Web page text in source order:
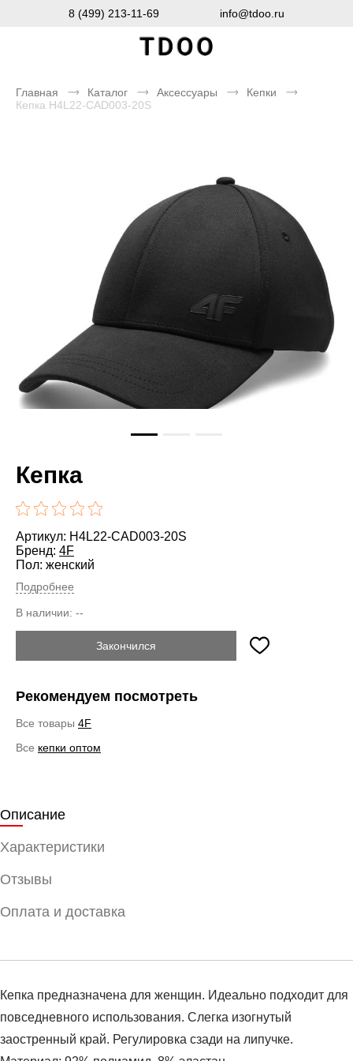
8 (499) 213-11-69 info@tdoo.ru
Главная Каталог Аксессуары
Кепки
Кепка H4L22-CAD003-20S
Кепка
Артикул: H4L22-CAD003-20S
Бренд: 4F
Пол: женский
Подробнее
В наличии: --
Закончился
Рекомендуем посмотреть
Все товары 4F
Все кепки оптом
Описание
Характеристики
Отзывы
Оплата и доставка
Кепка предназначена для женщин. Идеально подходит для
повседневного использования. Слегка изогнутый
заостренный край. Регулировка сзади на липучке.